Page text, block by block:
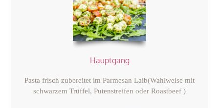
Hauptgang
Pasta frisch zubereitet im Parmesan Laib(Wahlweise mit
schwarzem Trüffel, Putenstreifen oder Roastbeef )